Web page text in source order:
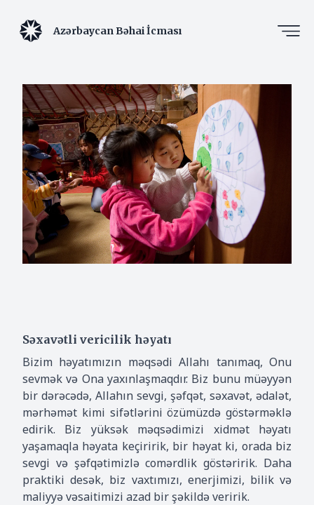
Azərbaycan Bəhai İcması
Səxavətli vericilik həyatı
Bizim həyatımızın məqsədi Allahı tanımaq, Onu
sevmək və Ona yaxınlaşmaqdır. Biz bunu müəyyən
bir dərəcədə, Allahın sevgi, şəfqət, səxavət, ədalət,
mərhəmət kimi sifətlərini özümüzdə göstərməklə
edirik. Biz yüksək məqsədimizi xidmət həyatı
yaşamaqla həyata keçiririk, bir həyat ki, orada biz
sevgi və şəfqətimizlə comərdlik göstəririk. Daha
praktiki desək, biz vaxtımızı, enerjimizi, bilik və
maliyyə vəsaitimizi azad bir şəkildə veririk.